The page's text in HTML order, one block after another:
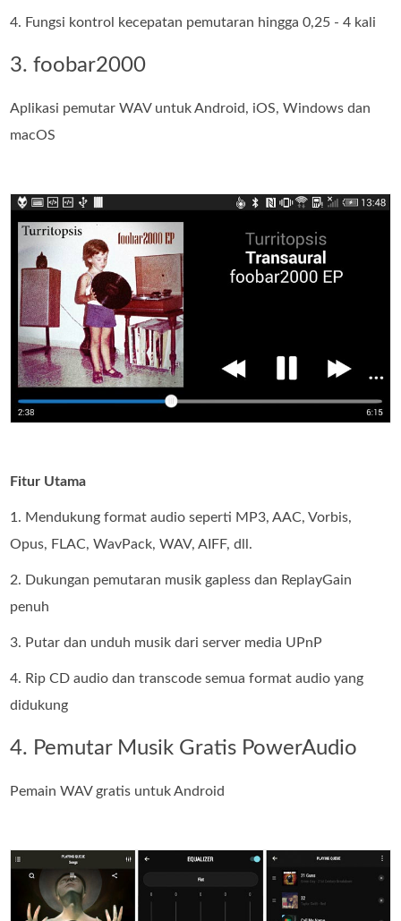
4. Fungsi kontrol kecepatan pemutaran hingga 0,25 - 4 kali
3. foobar2000
Aplikasi pemutar WAV untuk Android, iOS, Windows dan
macOS
Fitur Utama
1. Mendukung format audio seperti MP3, AAC, Vorbis,
Opus, FLAC, WavPack, WAV, AIFF, dll.
2. Dukungan pemutaran musik gapless dan ReplayGain
penuh
3. Putar dan unduh musik dari server media UPnP
4. Rip CD audio dan transcode semua format audio yang
didukung
4. Pemutar Musik Gratis PowerAudio
Pemain WAV gratis untuk Android